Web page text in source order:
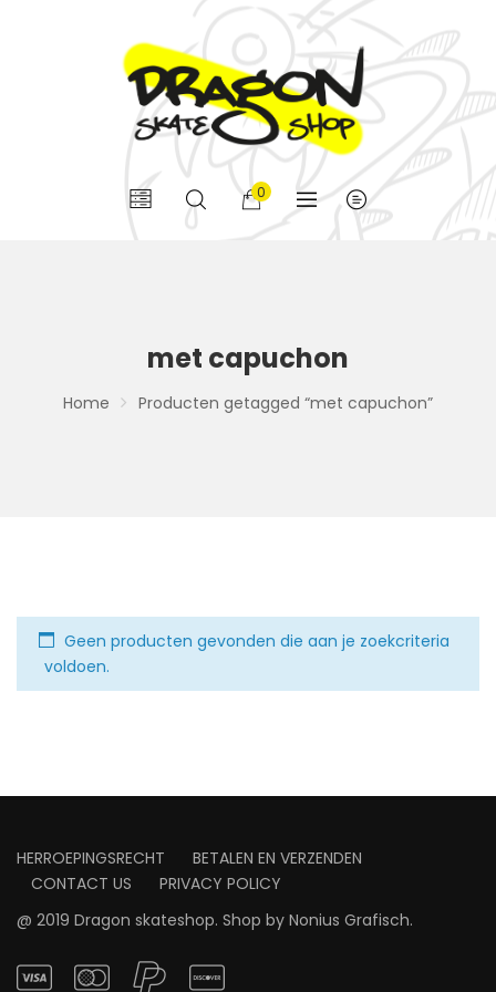
0
met capuchon
Home Producten getagged “met capuchon”
Geen producten gevonden die aan je zoekcriteria
voldoen.
HERROEPINGSRECHT
BETALEN EN VERZENDEN
CONTACT US
PRIVACY POLICY
@ 2019 Dragon skateshop. Shop by Nonius Grafisch.